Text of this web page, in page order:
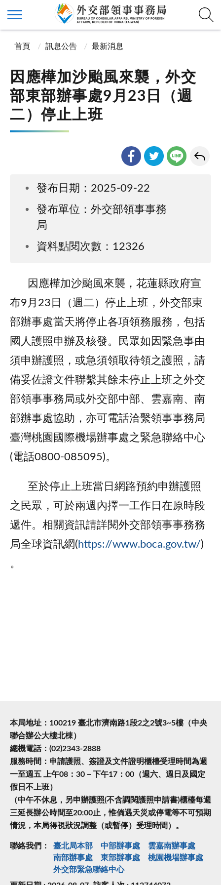
首頁 訊息公告 最新消息
因應樺加沙颱風來襲，外交
部東部辦事處9月23日（週
二）停止上班
發布日期：2025-09-22
發布單位：外交部領事事務
局
資料點閱次數：12326
因應樺加沙颱風來襲，花蓮縣政府宣
布9月23日（週二）停止上班，外交部東
部辦事處當天將停止各項領務服務，包括
國人護照申辦及核發。民眾如因緊急事由
須申辦護照，或急須領取待領之護照，請
備妥佐證文件聯繫其餘未停止上班之外交
部領事事務局或外交部中部、雲嘉南、南
部辦事處協助，亦可電話洽繫領事事務局
臺灣桃園國際機場辦事處之緊急聯絡中心
(電話0800-085095)。
至於停止上班當日網路預約申辦護照
之民眾，可於兩週內擇一工作日在原時段
遞件。相關資訊請詳閱外交部領事事務務
局全球資訊網( https://www.boca.gov.tw/)
。
本局地址：100219 臺北市濟南路1段2之2號3~5樓（中央
聯合辦公大樓北棟）
總機電話：(02)2343-2888
服務時間：申請護照、簽證及文件證明櫃檯受理時間為週
一至週五 上午08：30－下午17：00（週六、週日及國定
假日不上班）
（中午不休息，另申辦護照(不含調閱護照申請書)櫃檯每週
三延長辦公時間至20:00止，惟倘遇天災或停電等不可預期
情況，本局得視狀況調整（或暫停）受理時間）。
聯絡我們： 臺北局本部 中部辦事處
雲嘉南辦事處
南部辦事處
東部辦事處
桃園機場辦事處
外交部緊急聯絡中⼼